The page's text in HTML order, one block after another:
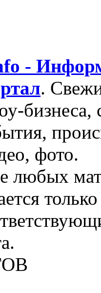
-
.
бизнеса,
фото.
любых